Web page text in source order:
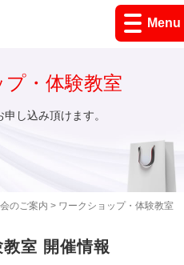
Menu
のご案内 > ワークショップ・体験教室
・体験教室
し込み頂けます。
室 開催情報